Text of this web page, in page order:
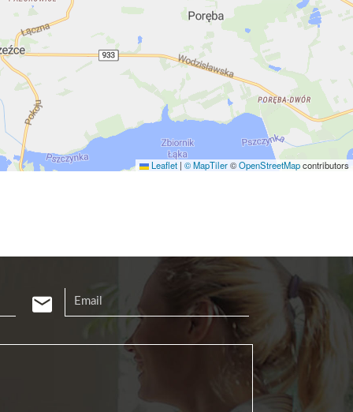
Leaflet | © MapTiler©OpenStreetMapcontributors